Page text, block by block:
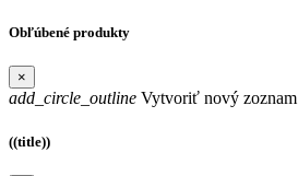
Obľúbené produkty
×
add_circle_outline Vytvoriť nový zoznam
((title))